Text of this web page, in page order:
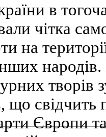
в
чiтка
на
творiв
що свiдчить
Європи